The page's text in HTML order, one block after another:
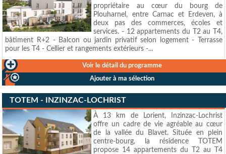
propriétaire au cœur du bourg de
Plouharnel, entre Carnac et Erdeven, à
deux pas des commerces, écoles et
services. - 12 appartements du T2 au T4,
bâtiment R+2 - Balcon ou jardin privatif selon logement - Terrasse
pour les T4 - Cellier et rangements extérieurs -...
Voir le détail du programme
Ajouter à ma sélection
TOTEM - INZINZAC-LOCHRIST
À 13 km de Lorient, Inzinzac-Lochrist
offre un cadre de vie agréable au cœur
de la vallée du Blavet. Située en plein
centre-bourg, la résidence TOTEM
propose 14 appartements du T2 au T4